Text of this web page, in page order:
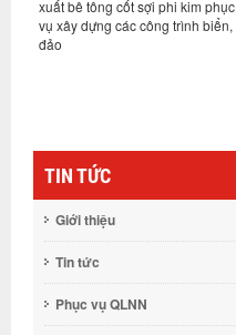
xuất bê tông cốt sợi phi kim phục
vụ xây dựng các công trình biển,
đảo
TIN TỨC
Giới thiệu
Tin tức
Phục vụ QLNN